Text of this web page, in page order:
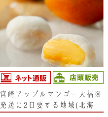
宮崎アップルマンゴー大福※
発送に2日要する地域(北海